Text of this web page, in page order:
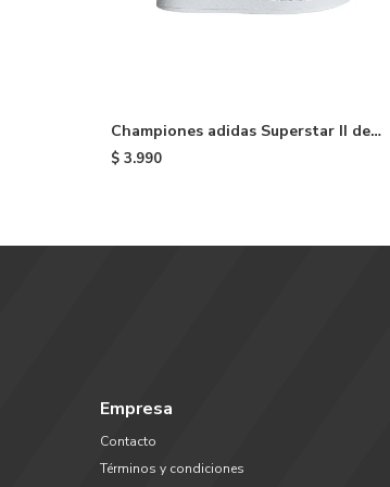
Championes adidas Superstar II de
niño - White
$ 3.990
Empresa
Contacto
Términos y condiciones